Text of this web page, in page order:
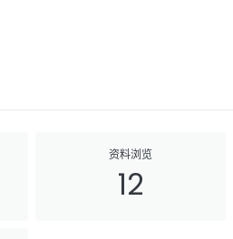
资料浏览
12